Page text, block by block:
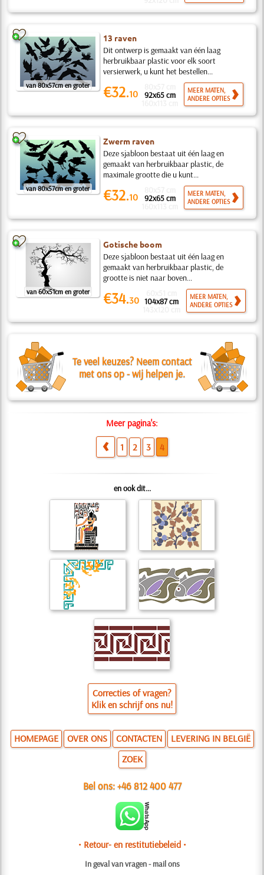
van 80x57cm en groter
13 raven
Dit ontwerp is gemaakt van één laag
herbruikbaar plastic voor elk soort
versierwerk, u kunt het bestellen...
€32.10 92x65 cm
MEER MATEN,
ANDERE OPTIES
van 80x57cm en groter
Zwerm raven
Deze sjabloon bestaat uit één laag en
gemaakt van herbruikbaar plastic, de
maximale grootte die u kunt...
€32.10 92x65 cm
MEER MATEN,
ANDERE OPTIES
van 60x51cm en groter
Gotische boom
Deze sjabloon bestaat uit één laag en
gemaakt van herbruikbaar plastic, de
grootte is niet naar boven...
€34.30 104x87 cm
MEER MATEN,
ANDERE OPTIES
Te veel keuzes? Neem contact
met ons op - wij helpen je.
Meer pagina's:
1 2 3 4
en ook dit...
Correcties of vragen?
Klik en schrijf ons nu!
HOMEPAGE OVER ONS CONTACTEN
LEVERING IN BELGIË
ZOEK
Bel ons:+46 812 400 477
• Retour- en restitutiebeleid •
In geval van vragen - mail ons